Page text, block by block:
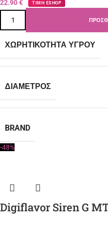
22.90€ ΤΙΜΗ ESHOP
ΧΩΡΗΤΙΚΌΤΗΤΑ ΥΓΡΟΎ
ΔΙΆΜΕΤΡΟΣ
BRAND
-48%
Digiflavor Siren G